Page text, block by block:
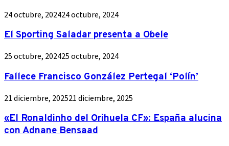
24 octubre, 202424 octubre, 2024
El Sporting Saladar presenta a Obele
25 octubre, 202425 octubre, 2024
Fallece Francisco González Pertegal ‘Polín’
21 diciembre, 202521 diciembre, 2025
«El Ronaldinho del Orihuela CF»: España alucina
con Adnane Bensaad